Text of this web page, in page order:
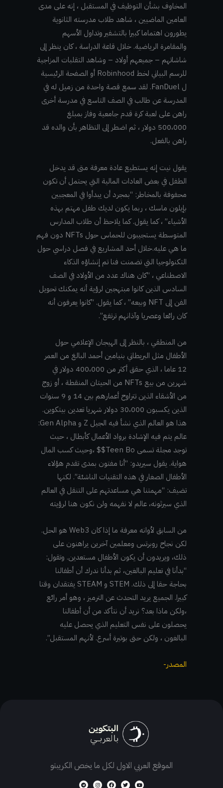
المخاوف بشأن التوظيف في المستقبل ، إنه على مدى
العامين الماضيين ، شاهد طلاب مدرسته الثانوية
يطورون اهتماما كبيرا بالتشفير وتداول الأسهم
والمقامرة الرياضية. خلال قاعة الدراسة ، كان ينظر إلى
شاشاتهم – جميعهم أولاد – وشاهد التقلبات المزاجية
للرسم البياني لخط Robinhood أو الصفحة الرئيسية
ل FanDuel. لقد سمع قصة واحدة من زميل له في
المدرسة عن طالب في الصف التاسع في مدرسة أخرى
راهن على لعبة كرة قدم جامعية وفاز بمبلغ
500،000 دولار ، ثم اضطر إلى التظاهر بأن والده قد
راهن بالفعل.
يقول نيت إنه يستطيع عادة معرفة متى قد يدخل
الطفل في بعض العادات المالية التي يحتمل أن تكون
محفوفة بالمخاطر: “بمجرد أن يبدأوا في المعجبين
بإيلون ماسك ، ربما يكون لديك طفل مهتم بهذه
الأشياء” ، كما يقول. كما يلاحظ أن طلاب المدارس
المتوسطة يستجيبون للحماس حول NFTs دون فهم
ما هي عليه.خلال أحد المشاريع في فصل دراسي حول
التكنولوجيا التي تضمنت فنا تم إنشاؤه الذكاء
الاصطناعي ، “كان هناك عدد من الأولاد في الصف
السادس الذين كانوا مبتهجين لرؤية أنه يمكنك تحويل
الفن إلى NFT وبيعه” ، كما يقول. “كانوا يعرفون أنه
كان رائعا وعصريا وآذانهم ترتفع”.
من المنطقي ، بالنظر إلى الهيجان الإعلامي حول
الأطفال مثل البريطاني بنيامين أحمد البالغ من العمر
12 عاما ، الذي حقق أكثر من 400،000 دولار في
شهرين من بيع NFTs من الحيتان المنقطة ، أو زوج
من الأشقاء الذين تتراوح أعمارهم بين 14 و 9 سنوات
الذين يكسبون 30،000 دولار شهريا تعدين بيتكوين.
هذا هو العالم الذي نشأ فيه الجيل Z و Gen Alpha:
عالم يتم فيه الإشادة برواد الأعمال كأبطال ، حيث
توجد مجلة تسمى Teen Bo$$ ،وحيث كسب المال
هواية. يقول سيريدو: “أنا مفتون بمدى تقدم هؤلاء
الأطفال الصغار في هذه التقنيات الناشئة”. لكنها
تضيف: “مهمتنا هي مساعدتهم على التنقل في العالم
الذي سيرثونه، عالم لا نفهمه ولن نكون هنا لرؤيته
من السابق لأوانه معرفة ما إذا كان Web3 هو الحل.
لكن نجاح روبرتس ومعلمين آخرين يراهنون على
ذلك، ويريدون أن يكون الأطفال مستعدين. وتقول:
“بدأنا في تعليم البالغين، ثم بدأنا ندرك أن أطفالنا
بحاجة حقا إلى ذلك. STEM و STEAM يفتقدان وقتا
كبيرا. الجميع يريد التحدث عن الترميز ، وهو أمر رائع
،ولكن ماذا بعد؟ نريد أن نتأكد من أن أطفالنا
يحصلون على نفس التعليم الذي يحصل عليه
البالغون ، ولكن حتى بوتيرة أسرع. لأنهم المستقبل”.
المصدر-
الموقع العربي الاول لكل ما يخص الكريبتو